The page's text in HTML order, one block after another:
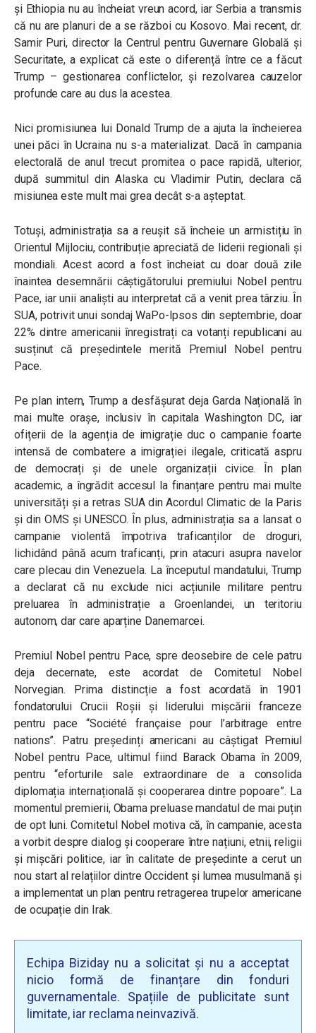
și Ethiopia nu au încheiat vreun acord, iar Serbia a transmis
că nu are planuri de a se război cu Kosovo. Mai recent, dr.
Samir Puri, director la Centrul pentru Guvernare Globală și
Securitate, a explicat că este o diferență între ce a făcut
Trump – gestionarea conflictelor, și rezolvarea cauzelor
profunde care au dus la acestea.
Nici promisiunea lui Donald Trump de a ajuta la încheierea
unei păci în Ucraina nu s-a materializat. Dacă în campania
electorală de anul trecut promitea o pace rapidă, ulterior,
după summitul din Alaska cu Vladimir Putin, declara că
misiunea este mult mai grea decât s-a așteptat.
Totuși, administrația sa a reușit să încheie un armistițiu în
Orientul Mijlociu, contribuție apreciată de liderii regionali și
mondiali. Acest acord a fost încheiat cu doar două zile
înaintea desemnării câștigătorului premiului Nobel pentru
Pace, iar unii analiști au interpretat că a venit prea târziu. În
SUA, potrivit unui sondaj WaPo-Ipsos din septembrie, doar
22% dintre americanii înregistrați ca votanți republicani au
susținut că președintele merită Premiul Nobel pentru
Pace.
Pe plan intern, Trump a desfășurat deja Garda Națională în
mai multe orașe, inclusiv în capitala Washington DC, iar
ofițerii de la agenția de imigrație duc o campanie foarte
intensă de combatere a imigrației ilegale, criticată aspru
de democrați și de unele organizații civice. În plan
academic, a îngrădit accesul la finanțare pentru mai multe
universități și a retras SUA din Acordul Climatic de la Paris
și din OMS și UNESCO. În plus, administrația sa a lansat o
campanie violentă împotriva traficanților de droguri,
lichidând până acum traficanți, prin atacuri asupra navelor
care plecau din Venezuela. La începutul mandatului, Trump
a declarat că nu exclude nici acțiunile militare pentru
preluarea în administrație a Groenlandei, un teritoriu
autonom, dar care aparține Danemarcei.
Premiul Nobel pentru Pace, spre deosebire de cele patru
deja decernate, este acordat de Comitetul Nobel
Norvegian. Prima distincție a fost acordată în 1901
fondatorului Crucii Roșii și liderului mișcării franceze
pentru pace “Société française pour l’arbitrage entre
nations”. Patru președinți americani au câștigat Premiul
Nobel pentru Pace, ultimul fiind Barack Obama în 2009,
pentru “eforturile sale extraordinare de a consolida
diplomația internațională și cooperarea dintre popoare”. La
momentul premierii, Obama preluase mandatul de mai puțin
de opt luni. Comitetul Nobel motiva că, în campanie, acesta
a vorbit despre dialog și cooperare între națiuni, etnii, religii
și mișcări politice, iar în calitate de președinte a cerut un
nou start al relațiilor dintre Occident și lumea musulmană și
a implementat un plan pentru retragerea trupelor americane
de ocupație din Irak.
Echipa Biziday nu a solicitat și nu a acceptat
nicio formă de finanțare din fonduri
guvernamentale. Spațiile de publicitate sunt
limitate, iar reclama neinvazivă.